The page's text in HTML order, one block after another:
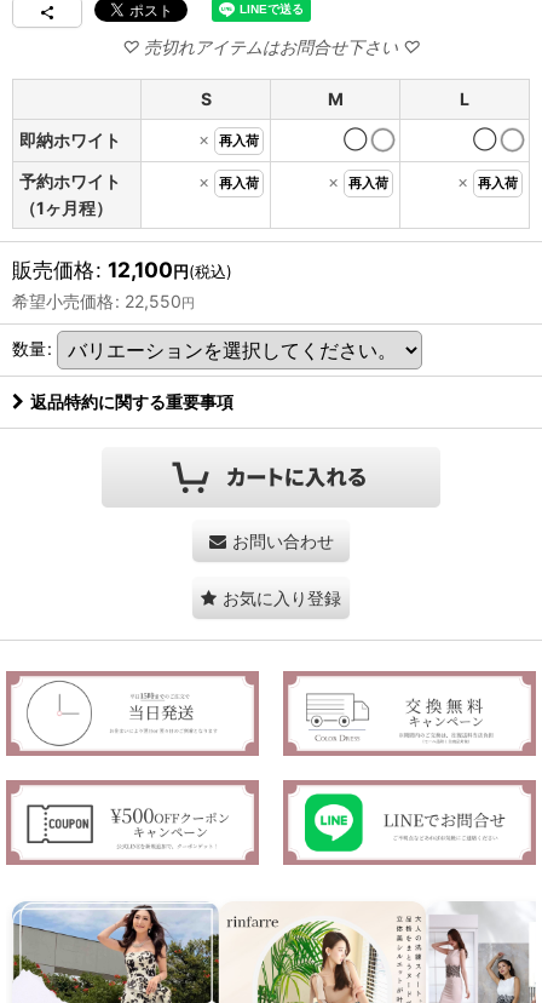
S M
L
即納ホワイト
× 再入荷 ◯ ◯
予約ホワイト
（1ヶ月程）
× 再入荷 × 再入荷 × 再入荷
販売価格: 12,100円(税込)
希望小売価格: 22,550円
数量:
返品特約に関する重要事項
お問い合わせ
お気に入り登録